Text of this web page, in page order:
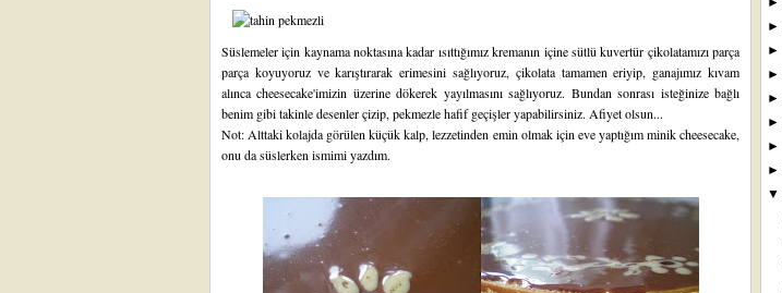
Süslemeler için kaynama noktasına kadar ısıttığımız kremanın içine sütlü kuvertür çikolatamızı parça
parça koyuyoruz ve karıştırarak erimesini sağlıyoruz, çikolata tamamen eriyip, ganajımız kıvam
alınca cheesecake'imizin üzerine dökerek yayılmasını sağlıyoruz. Bundan sonrası isteğinize bağlı
benim gibi takinle desenler çizip, pekmezle hafif geçişler yapabilirsiniz. Afiyet olsun...
Not: Alttaki kolajda görülen küçük kalp, lezzetinden emin olmak için eve yaptığım minik cheesecake,
onu da süslerken ismimi yazdım.
►
►
►
►
►
►
►
▼